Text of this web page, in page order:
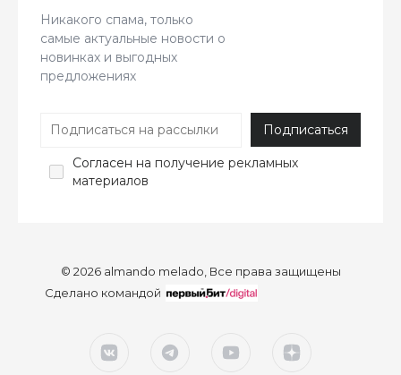
Никакого спама, только
самые актуальные новости о
новинках и выгодных
предложениях
Согласен на получение рекламных
материалов
© 2026 almando melado, Все права защищены
Сделано командой